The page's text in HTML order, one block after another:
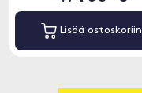
Lisää ostoskoriin